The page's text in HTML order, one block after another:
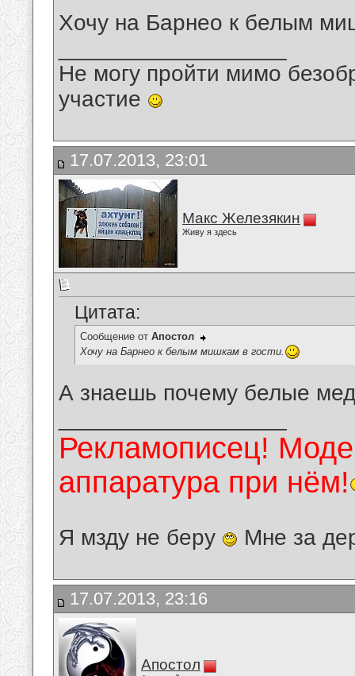
Хочу на Барнео к белым
Не могу пройти мимо
участие
17.07.2013, 23:01
Макс Железякин
Живу я здесь
Цитата:
Сообщение от Апостол
Хочу на Барнео к белым мишкам в гости.
А знаешь почему белые
Рекламописец!
аппаратура при нём!
Я мзду не беру Мне за
17.07.2013, 23:16
Апостол